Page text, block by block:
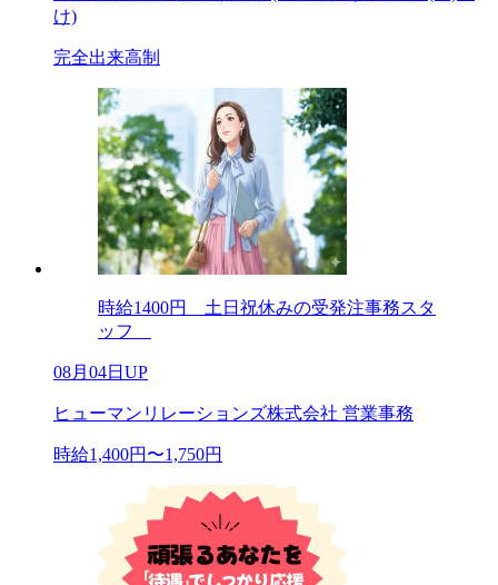
け)
完全出来高制
時給1400円 土日祝休みの受発注事務スタ
ッフ
08月04日UP
ヒューマンリレーションズ株式会社 営業事務
時給1,400円〜1,750円